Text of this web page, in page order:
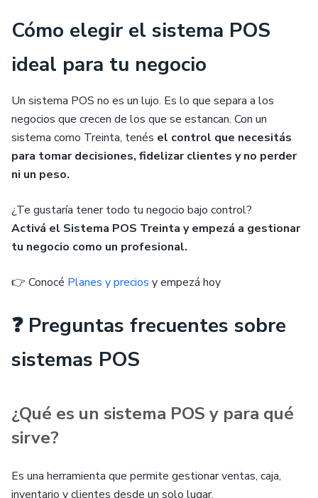
Cómo elegir el sistema POS
ideal para tu negocio
Un sistema POS no es un lujo. Es lo que separa a los
negocios que crecen de los que se estancan. Con un
sistema como Treinta, tenés el control que necesitás
para tomar decisiones, fidelizar clientes y no perder
ni un peso.
¿Te gustaría tener todo tu negocio bajo control?
Activá el Sistema POS Treinta y empezá a gestionar
tu negocio como un profesional.
👉 Conocé Planes y precios y empezá hoy
❓ Preguntas frecuentes sobre
sistemas POS
¿Qué es un sistema POS y para qué
sirve?
Es una herramienta que permite gestionar ventas, caja,
inventario y clientes desde un solo lugar.